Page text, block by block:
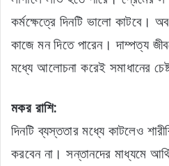
কর্মক্ষেত্রে দিনটি ভালো
কাজে মন দিতে পারেন। দাম্পত্য
মধ্যে আলোচনা করেই সমাধানের
মকর রাশি:
দিনটি ব্যস্ততার মধ্যে কাটলেও
করবেন না। সন্তানদের মাধ্যমে